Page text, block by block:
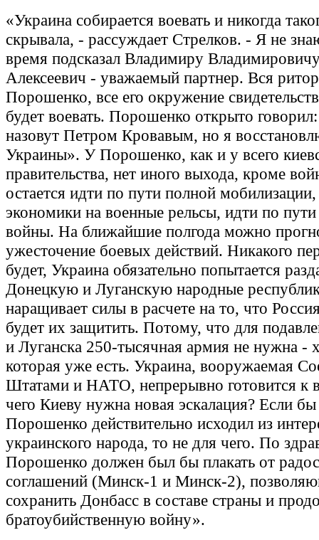
«Украина собирается воевать и никогда
скрывала, - рассуждает Стрелков. - Я не
время подсказал Владимиру
Алексеевич - уважаемый партнер. Вся
Порошенко, все его окружение
будет воевать. Порошенко открыто
назовут Петром Кровавым, но я
Украины». У Порошенко, как и у всего
правительства, нет иного выхода, кроме
остается идти по пути полной мобилизации,
экономики на военные рельсы, идти по пути
войны. На ближайшие полгода можно
ужесточение боевых действий. Никакого
будет, Украина обязательно попытается
Донецкую и Луганскую народные
наращивает силы в расчете на то, что
будет их защитить. Потому, что для
и Луганска 250-тысячная армия не нужна -
которая уже есть. Украина, вооружаемая
Штатами и НАТО, непрерывно готовится к
чего Киеву нужна новая эскалация? Если
Порошенко действительно исходил из
украинского народа, то не для чего. По
Порошенко должен был бы плакать от
соглашений (Минск-1 и Минск-2),
сохранить Донбасс в составе страны и
братоубийственную войну».